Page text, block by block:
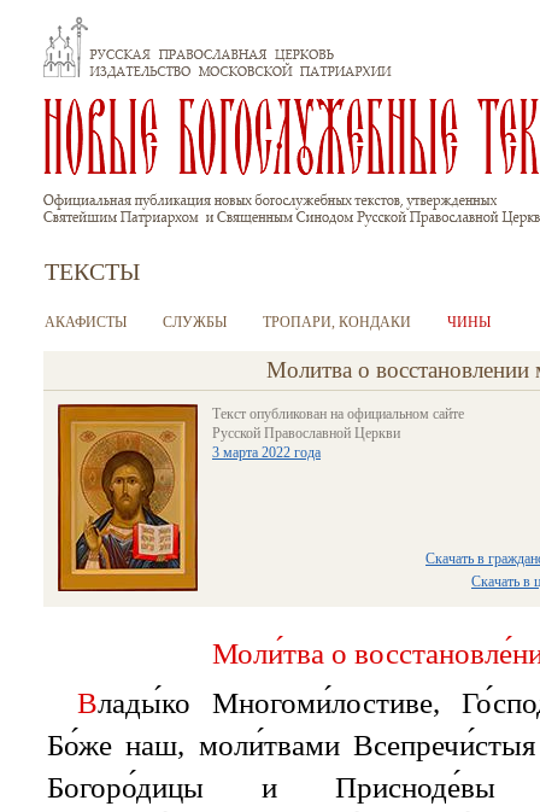
ТЕКСТЫ
АКАФИСТЫ СЛУЖБЫ ТРОПАРИ, КОНДАКИ ЧИНЫ
Молитва о восстановлении
Текст опубликован на официальном сайте
Русской Православной Церкви
3 марта 2022 года
Скачать в
Скачать в
Моли́тва о
Влады́ко Многоми́лостиве,
Бо́же наш, моли́твами
Богоро́дицы и Присноде́вы